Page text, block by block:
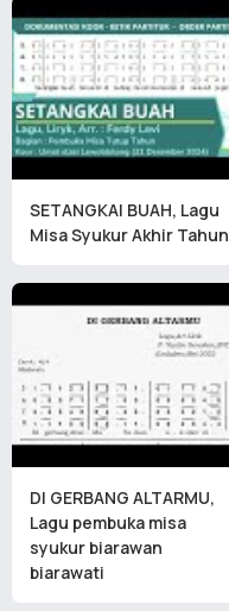
SETANGKAI BUAH, Lagu
Misa Syukur Akhir Tahun
DI GERBANG ALTARMU,
Lagu pembuka misa
syukur biarawan
biarawati